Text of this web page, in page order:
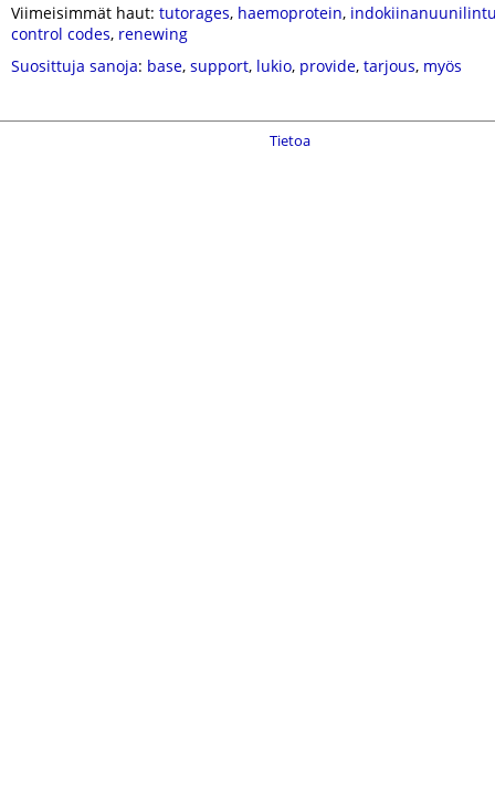
Viimeisimmät haut: tutorages, haemoprotein,
control codes, renewing
Suosittuja sanoja: base, support, lukio, provide, tarjous, myös
Tietoa